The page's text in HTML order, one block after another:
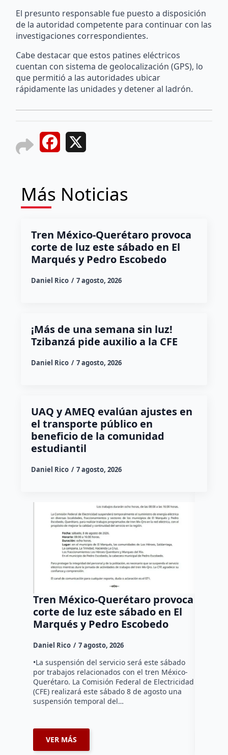
El presunto responsable fue puesto a disposición
de la autoridad competente para continuar con las
investigaciones correspondientes.
Cabe destacar que estos patines eléctricos
cuentan con sistema de geolocalización (GPS), lo
que permitió a las autoridades ubicar
rápidamente las unidades y detener al ladrón.
Facebook
Más Noticias
Tren México-Querétaro provoca
corte de luz este sábado en El
Marqués y Pedro Escobedo
Daniel Rico 7 agosto, 2026
¡Más de una semana sin luz!
Tzibanzá pide auxilio a la CFE
Daniel Rico 7 agosto, 2026
UAQ y AMEQ evalúan ajustes en
el transporte público en
beneficio de la comunidad
estudiantil
Daniel Rico 7 agosto, 2026
Tren México-Querétaro provoca
corte de luz este sábado en El
Marqués y Pedro Escobedo
Daniel Rico 7 agosto, 2026
•La suspensión del servicio será este sábado
por trabajos relacionados con el tren México-
Querétaro. La Comisión Federal de Electricidad
(CFE) realizará este sábado 8 de agosto una
suspensión temporal del…
VER MÁS